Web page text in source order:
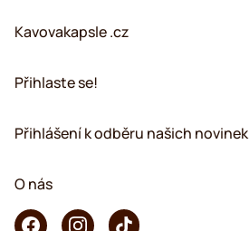
Kavovakapsle .cz
Přihlaste se!
Přihlášení k odběru našich novinek
O nás